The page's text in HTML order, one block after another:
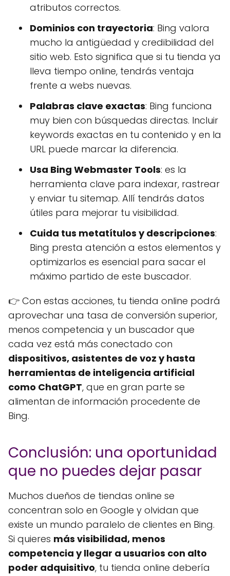
atributos correctos.
Dominios con trayectoria: Bing valora
mucho la antigüedad y credibilidad del
sitio web. Esto significa que si tu tienda ya
lleva tiempo online, tendrás ventaja
frente a webs nuevas.
Palabras clave exactas: Bing funciona
muy bien con búsquedas directas. Incluir
keywords exactas en tu contenido y en la
URL puede marcar la diferencia.
Usa Bing Webmaster Tools: es la
herramienta clave para indexar, rastrear
y enviar tu sitemap. Allí tendrás datos
útiles para mejorar tu visibilidad.
Cuida tus metatítulos y descripciones:
Bing presta atención a estos elementos y
optimizarlos es esencial para sacar el
máximo partido de este buscador.
👉 Con estas acciones, tu tienda online podrá
aprovechar una tasa de conversión superior,
menos competencia y un buscador que
cada vez está más conectado con
dispositivos, asistentes de voz y hasta
herramientas de inteligencia artificial
como ChatGPT, que en gran parte se
alimentan de información procedente de
Bing.
Conclusión: una oportunidad
que no puedes dejar pasar
Muchos dueños de tiendas online se
concentran solo en Google y olvidan que
existe un mundo paralelo de clientes en Bing.
Si quieres más visibilidad, menos
competencia y llegar a usuarios con alto
poder adquisitivo, tu tienda online debería